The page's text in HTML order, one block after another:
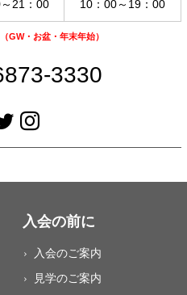
21：00 10：00～19：00
（GW・お盆・年末年始）
3330
入会の前に
入会のご案内
見学のご案内